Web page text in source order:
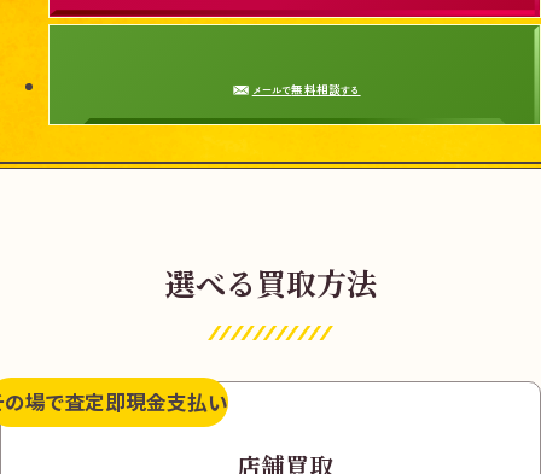
メールで無料相談する
選べる買取方法
の場で査定即現金支払い
店舗買取